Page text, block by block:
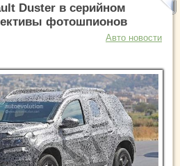
Duster в серийном
фотошпионов
Авто новости